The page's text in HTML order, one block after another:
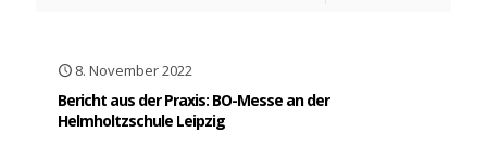
8. November 2022
Bericht aus der Praxis: BO-Messe an der
Helmholtzschule Leipzig